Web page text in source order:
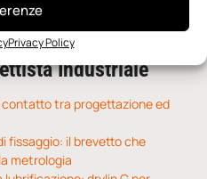
Privacy Policy
Industriale
contatto tra progettazione ed
fissaggio: il brevetto che
metrologia